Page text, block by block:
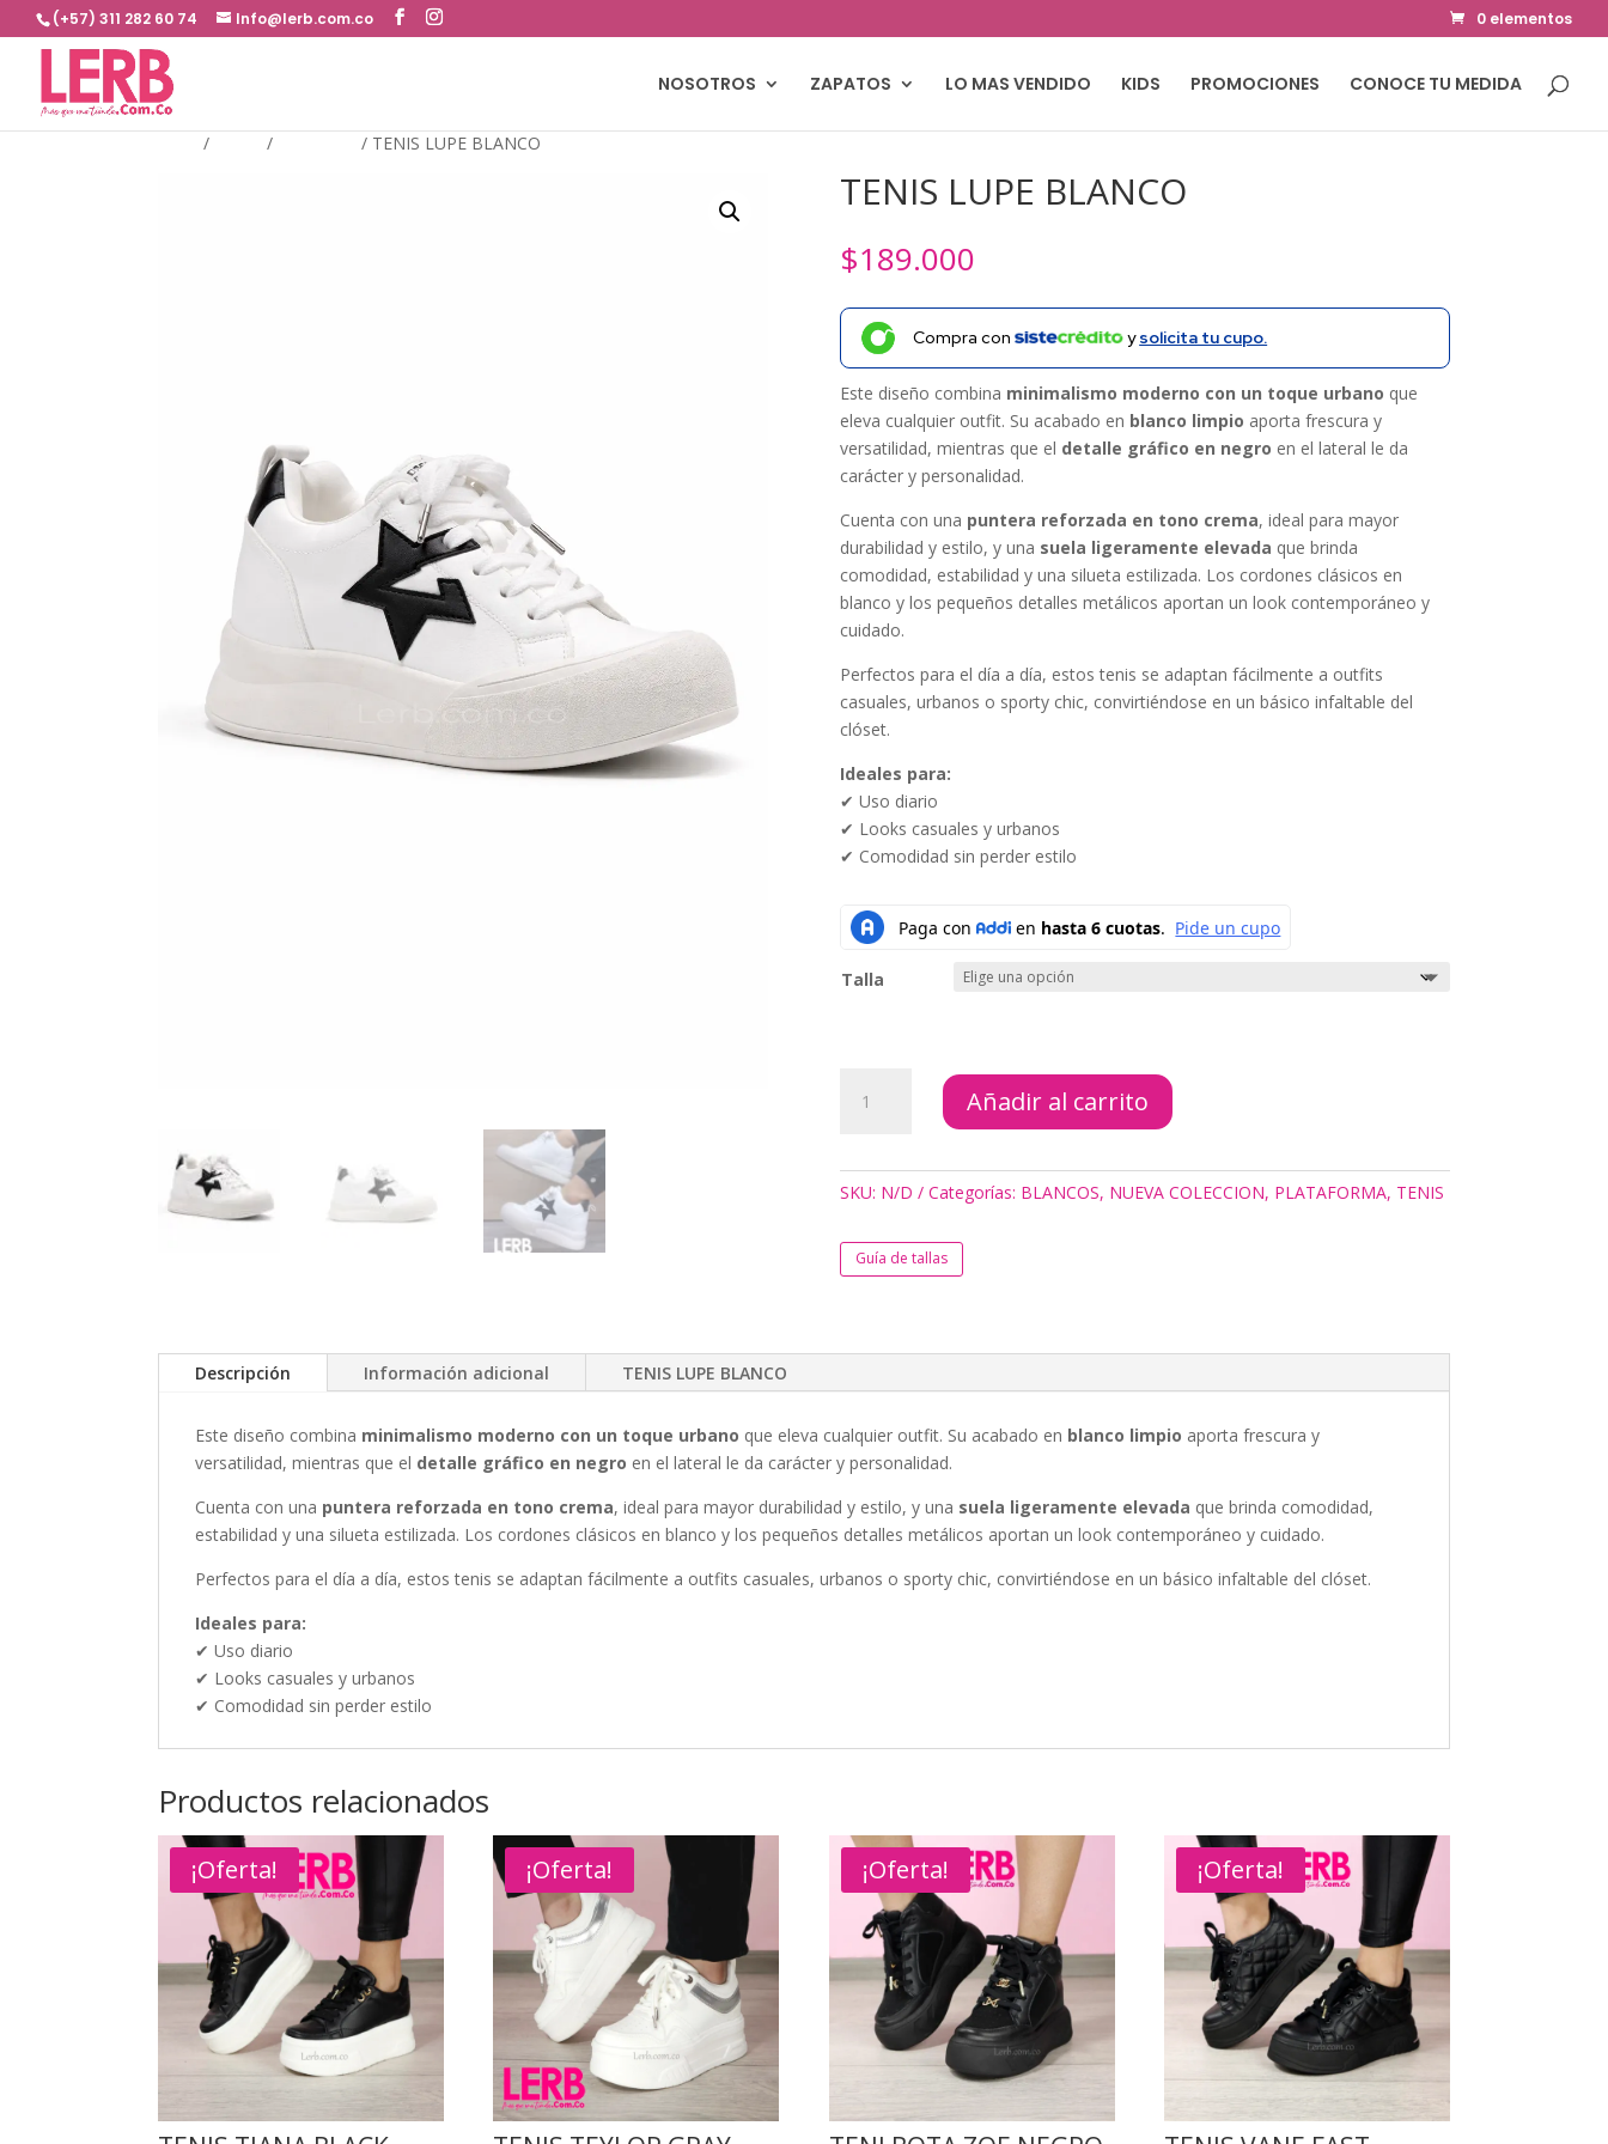
(+57) 311 282 60 74 Info@lerb.com.co 0 elementos
NOSOTROS ZAPATOS LO MAS VENDIDO KIDS PROMOCIONES CONOCE TU MEDIDA
/ / / TENIS LUPE BLANCO
TENIS LUPE BLANCO
$189.000
Compra con ysolicita tu cupo.
Este diseño combina minimalismo moderno con un toque urbano que
eleva cualquier outfit. Su acabado en blanco limpio aporta frescura y
versatilidad, mientras que el detalle gráfico en negro en el lateral le da
carácter y personalidad.
Cuenta con una puntera reforzada en tono crema, ideal para mayor
durabilidad y estilo, y una suela ligeramente elevada que brinda
comodidad, estabilidad y una silueta estilizada. Los cordones clásicos en
blanco y los pequeños detalles metálicos aportan un look contemporáneo y
cuidado.
Perfectos para el día a día, estos tenis se adaptan fácilmente a outfits
casuales, urbanos o sporty chic, convirtiéndose en un básico infaltable del
clóset.
Ideales para:
✔ Uso diario
✔ Looks casuales y urbanos
✔ Comodidad sin perder estilo
Talla
LUPE
Añadir al carrito
SKU: N/D Categorías: BLANCOS, NUEVA COLECCION, PLATAFORMA, TENIS
Guía de tallas
Descripción Información adicional TENIS LUPE BLANCO
Este diseño combina minimalismo moderno con un toque urbano que eleva cualquier outfit. Su acabado en blanco limpio aporta frescura y
versatilidad, mientras que el detalle gráfico en negro en el lateral le da carácter y personalidad.
Cuenta con una puntera reforzada en tono crema, ideal para mayor durabilidad y estilo, y una suela ligeramente elevada que brinda comodidad,
estabilidad y una silueta estilizada. Los cordones clásicos en blanco y los pequeños detalles metálicos aportan un look contemporáneo y cuidado.
Perfectos para el día a día, estos tenis se adaptan fácilmente a outfits casuales, urbanos o sporty chic, convirtiéndose en un básico infaltable del clóset.
Ideales para:
✔ Uso diario
✔ Looks casuales y urbanos
✔ Comodidad sin perder estilo
Productos relacionados
¡Oferta! ¡Oferta! ¡Oferta! ¡Oferta!